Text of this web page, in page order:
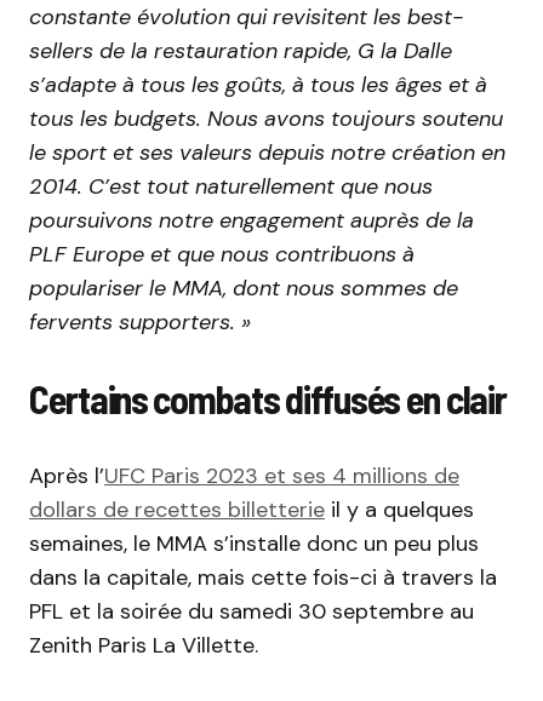
constante évolution qui revisitent les best-
sellers de la restauration rapide, G la Dalle
s’adapte à tous les goûts, à tous les âges et à
tous les budgets. Nous avons toujours soutenu
le sport et ses valeurs depuis notre création en
2014. C’est tout naturellement que nous
poursuivons notre engagement auprès de la
PLF Europe et que nous contribuons à
populariser le MMA, dont nous sommes de
fervents supporters. »
Certains combats diffusés en clair
Après l’UFC Paris 2023 et ses 4 millions de
dollars de recettes billetterie il y a quelques
semaines, le MMA s’installe donc un peu plus
dans la capitale, mais cette fois-ci à travers la
PFL et la soirée du samedi 30 septembre au
Zenith Paris La Villette.